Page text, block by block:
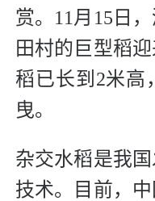
赏。11月15日
田村的巨型稻
稻已长到2米高
曳。
杂交水稻是我
技术。目前，